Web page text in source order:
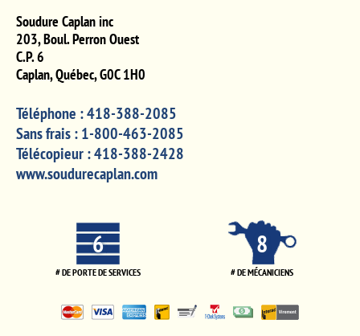
Soudure Caplan inc
203, Boul. Perron Ouest
C.P. 6
Caplan,Québec,G0C 1H0
Téléphone :418-388-2085
Sans frais :1-800-463-2085
Télécopieur :418-388-2428
www.soudurecaplan.com
6
# DE PORTE DE SERVICES
8
# DE MÉCANICIENS